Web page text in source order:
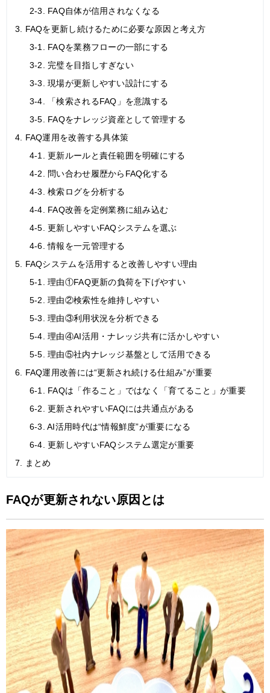
2-3. FAQ自体が信用されなくなる
3. FAQを更新し続けるために必要な原因と考え方
3-1. FAQを業務フローの一部にする
3-2. 完璧を目指しすぎない
3-3. 現場が更新しやすい設計にする
3-4. 「検索されるFAQ」を意識する
3-5. FAQをナレッジ資産として管理する
4. FAQ運用を改善する具体策
4-1. 更新ルールと責任範囲を明確にする
4-2. 問い合わせ履歴からFAQ化する
4-3. 検索ログを分析する
4-4. FAQ改善を定例業務に組み込む
4-5. 更新しやすいFAQシステムを選ぶ
4-6. 情報を一元管理する
5. FAQシステムを活用すると改善しやすい理由
5-1. 理由①FAQ更新の負荷を下げやすい
5-2. 理由②検索性を維持しやすい
5-3. 理由③利用状況を分析できる
5-4. 理由④AI活用・ナレッジ共有に活かしやすい
5-5. 理由⑤社内ナレッジ基盤として活用できる
6. FAQ運用改善には“更新され続ける仕組み”が重要
6-1. FAQは「作ること」ではなく「育てること」が重要
6-2. 更新されやすいFAQには共通点がある
6-3. AI活用時代は“情報鮮度”が重要になる
6-4. 更新しやすいFAQシステム選定が重要
7. まとめ
FAQが更新されない原因とは